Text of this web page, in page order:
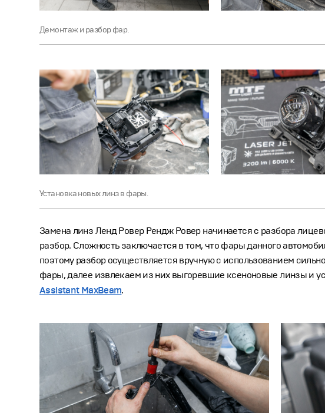
Демонтаж и разбор фар.
Установка новых линз в фары.
Замена линз Ленд Ровер Рендж Ровер начинается с разбора
разбор. Сложность заключается в том, что фары данного
поэтому разбор осуществляется вручную с использованием
фары, далее извлекаем из них выгоревшие ксеноновые линзы и
Assistant MaxBeam.